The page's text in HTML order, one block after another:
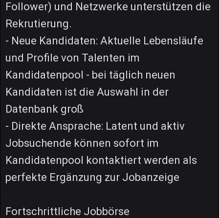
Follower) und Netzwerke unterstützen die
Rekrutierung.
- Neue Kandidaten: Aktuelle Lebensläufe
und Profile von Talenten im
Kandidatenpool - bei täglich neuen
Kandidaten ist die Auswahl in der
Datenbank groß
- Direkte Ansprache: Latent und aktiv
Jobsuchende können sofort im
Kandidatenpool kontaktiert werden als
perfekte Ergänzung zur Jobanzeige
Fortschrittliche Jobbörse